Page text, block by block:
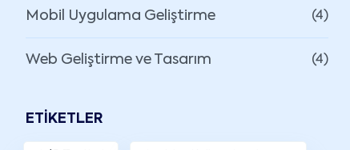
Mobil Uygulama Geliştirme (4)
Web Geliştirme ve Tasarım (4)
ETIKETLER